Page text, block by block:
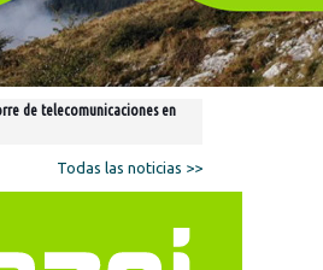
de telecomunicaciones en
Todas las noticias >>